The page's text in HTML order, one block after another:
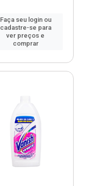
Faça seu login ou
cadastre-se para
ver preços e
comprar